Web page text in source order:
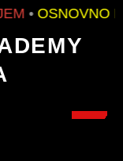
•OSNOVNO IN